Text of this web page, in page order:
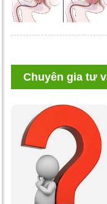
Chuyên gia tư